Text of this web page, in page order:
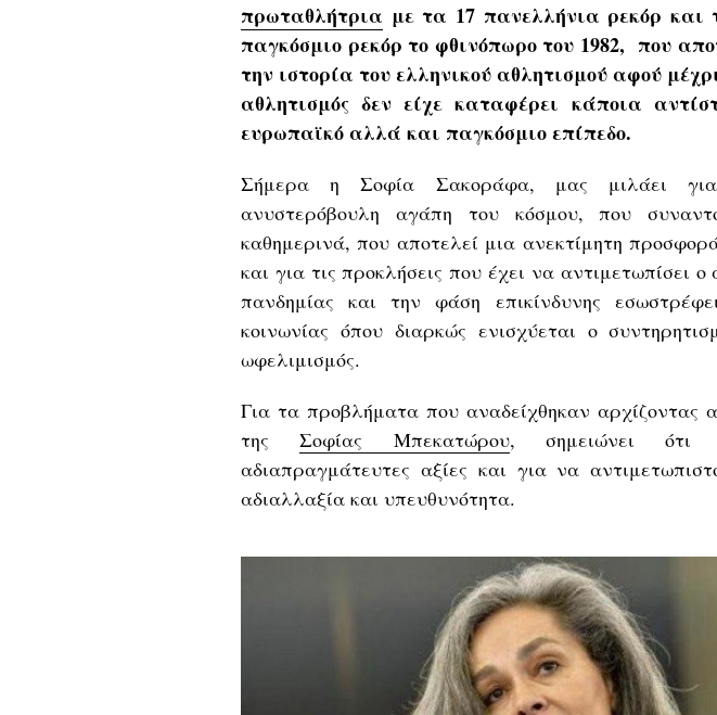
πρωταθλήτρια με τα 17 πανελλήνια ρεκόρ και
παγκόσμιο ρεκόρ το φθινόπωρο του 1982, που
την ιστορία του ελληνικού αθλητισμού αφού
αθλητισμός δεν είχε καταφέρει κάποια
ευρωπαϊκό αλλά και παγκόσμιο επίπεδο.
Σήμερα η Σοφία Σακοράφα, μας μιλάει
ανυστερόβουλη αγάπη του κόσμου, που
καθημερινά, που αποτελεί μια ανεκτίμητη
και για τις προκλήσεις που έχει να αντιμετωπίσει
πανδημίας και την φάση επικίνδυνης
κοινωνίας όπου διαρκώς ενισχύεται ο
ωφελιμισμός.
Για τα προβλήματα που αναδείχθηκαν αρχίζοντας
τηςΣοφίας Μπεκατώρου, σημειώνει ότι
αδιαπραγμάτευτες αξίες και για να
αδιαλλαξία και υπευθυνότητα.